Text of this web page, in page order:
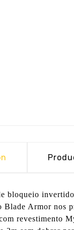
bloqueio
Blade Armor nos
revestimento